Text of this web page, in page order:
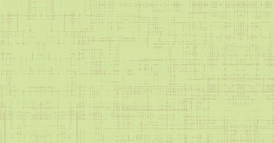
Питание
Нормативные документы (питание)
Примерное десятидневное меню
Ежедневное меню
Информация
Родительский контроль
Охрана здоровья обучающихся в ОО
Школьный спортивный клуб
Программа воспитания
Наше здоровье в наших руках
Часто задаваемые вопросы
Медиацентр лицея